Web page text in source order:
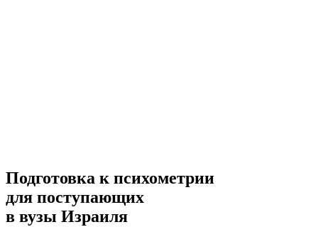
Подготовка к психометрии
для поступающих
в вузы Израиля